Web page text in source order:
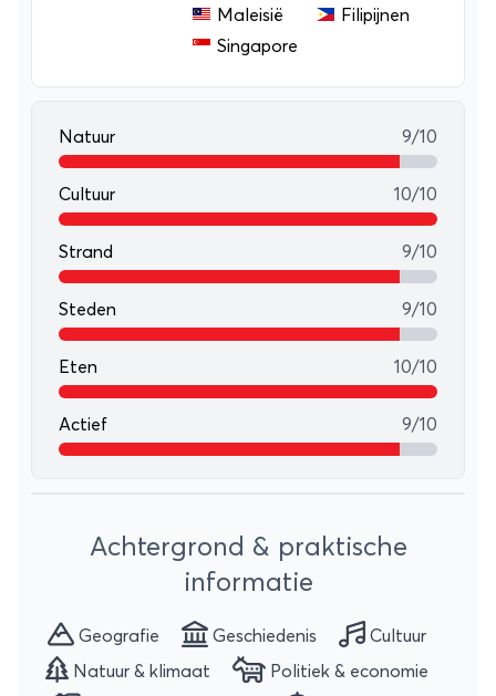
Maleisië
Filipijnen
Singapore
Natuur 9/10
Cultuur 10/10
Strand 9/10
Steden 9/10
Eten 10/10
Actief 9/10
Achtergrond & praktische
informatie
Geografie Geschiedenis
Cultuur
Natuur & klimaat
Politiek & economie